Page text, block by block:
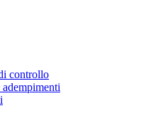
controllo